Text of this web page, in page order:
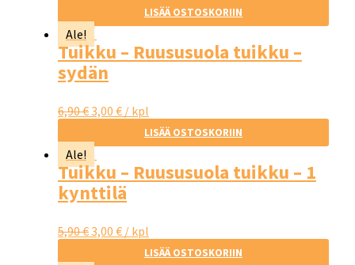
LISÄÄ OSTOSKORIIN
Ale!
Tuikku – Ruususuola tuikku –
sydän
6,90€3,00 € / kpl
LISÄÄ OSTOSKORIIN
Ale!
Tuikku – Ruususuola tuikku – 1
kynttilä
5,90€3,00 € / kpl
LISÄÄ OSTOSKORIIN